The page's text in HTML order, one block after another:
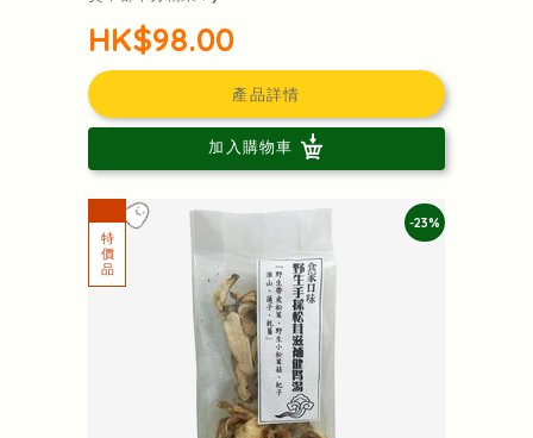
HK$98.00
產品詳情
加入購物車
-23%